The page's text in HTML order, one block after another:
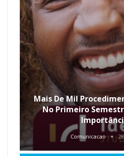
Mais De Mil
No Primeiro
Comunicacao